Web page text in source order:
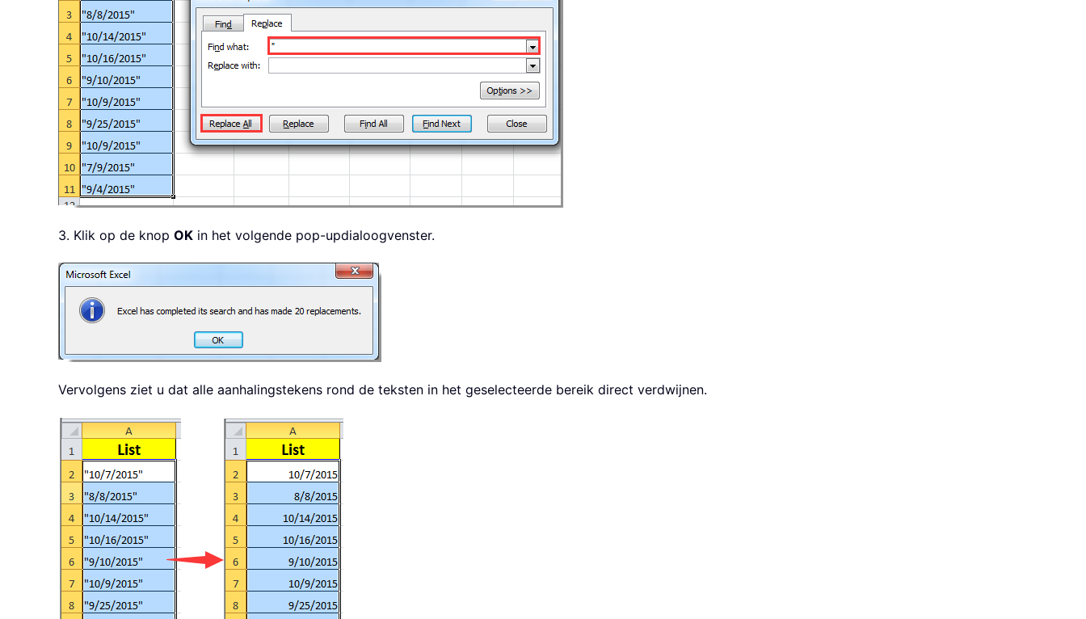
3. Klik op de knop OK in het volgende pop-updialoogvenster.
Vervolgens ziet u dat alle aanhalingstekens rond de teksten in het geselecteerde bereik direct verdwijnen.